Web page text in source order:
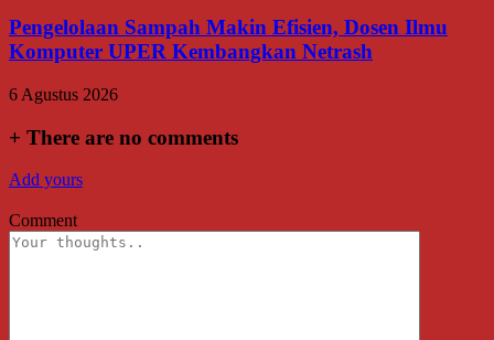
Pengelolaan Sampah Makin Efisien, Dosen Ilmu
Komputer UPER Kembangkan Netrash
6 Agustus 2026
+ There are no comments
Add yours
Comment